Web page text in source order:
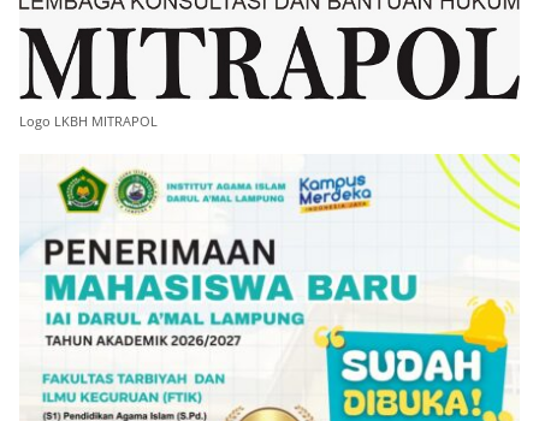
Logo LKBH MITRAPOL